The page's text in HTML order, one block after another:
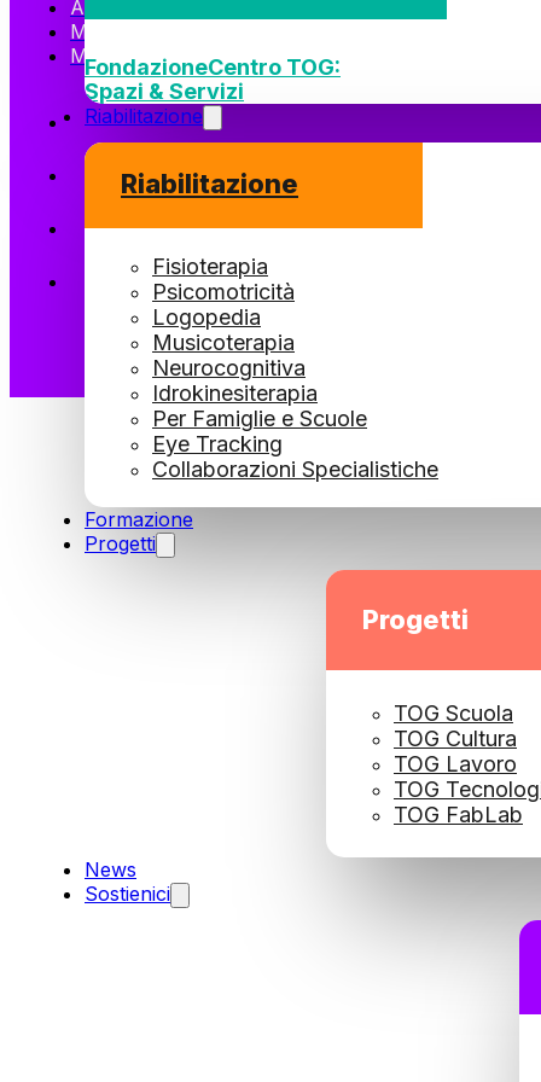
FondazioneCentro TOG:
Spazi & Servizi
Riabilitazione
Riabilitazione
Fisioterapia
Psicomotricità
Logopedia
Musicoterapia
Neurocognitiva
Idrokinesiterapia
Per Famiglie e Scuole
Eye Tracking
Collaborazioni Specialistiche
Formazione
Progetti
Progetti
TOG Scuola
TOG Cultura
TOG Lavoro
TOG
TOG FabLab
News
Sostienici
Amministrazione Trasparente
Manifesto
Media Kit